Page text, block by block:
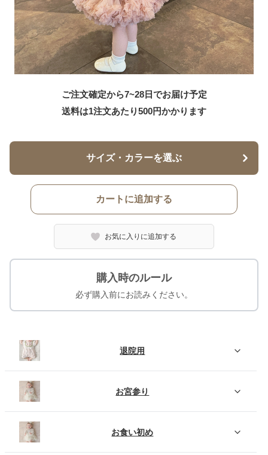
ご注文確定から7~28日でお届け予定
送料は1注文あたり500円かかります
サイズ・カラーを選ぶ
カートに追加する
お気に入りに追加する
購入時のルール
必ず購入前にお読みください。
退院用
お宮参り
お食い初め